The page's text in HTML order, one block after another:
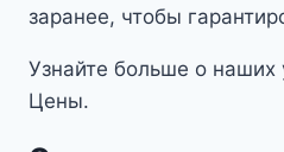
заранее, чтобы
Узнайте больше о наших
Цены.